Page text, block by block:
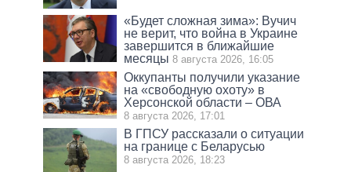
«Будет сложная зима»: Вучич
не верит, что война в Украине
завершится в ближайшие
месяцы 8 августа 2026, 16:05
Оккупанты получили указание
на «свободную охоту» в
Херсонской области – ОВА
8 августа 2026, 17:01
В ГПСУ рассказали о ситуации
на границе с Беларусью
8 августа 2026, 18:23